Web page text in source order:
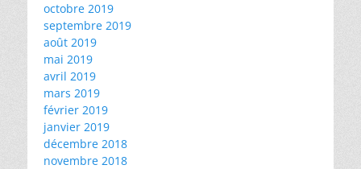
octobre 2019
septembre 2019
août 2019
mai 2019
avril 2019
mars 2019
février 2019
janvier 2019
décembre 2018
novembre 2018